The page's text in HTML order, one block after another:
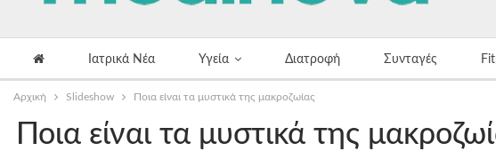
Ιατρικά Νέα Υγεία Διατροφή Συνταγές
Αρχική Slideshow Ποια είναι τα μυστικά της μακροζωίας
Ποια είναι τα μυστικά της